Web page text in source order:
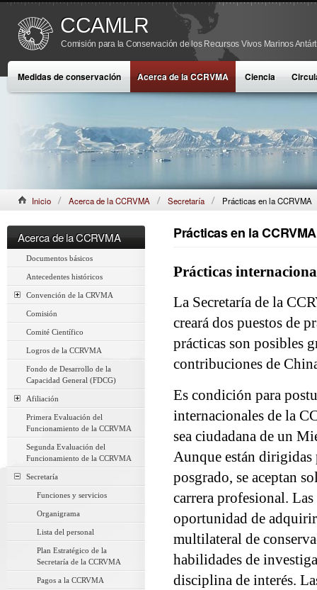
CCAMLR
Comisión para la Conservación de los Recursos Vivos Marinos
Medidas de conservación Acerca de la CCRVMA Ciencia
Inicio Acerca de la CCRVMA Secretaría Prácticas en la CCRVMA
Acerca de la CCRVMA
Documentos básicos
Antecedentes históricos
Convención de la CRVMA
Comisión
Comité Científico
Logros de la CCRVMA
Fondo de Desarrollo de la
Capacidad General (FDCG)
Afiliación
Primera Evaluación del
Funcionamiento de la CCRVMA
Segunda Evaluación del
Funcionamiento de la CCRVMA
Secretaría
Funciones y servicios
Organigrama
Lista del personal
Plan Estratégico de la
Secretaría de la CCRVMA
Pagos a la CCRVMA
Prácticas en la CCRVMA
Prácticas
La Secretaría de la
creará dos puestos de
prácticas son posibles
contribuciones de
Es condición para
internacionales de la
sea ciudadana de un
Aunque están
posgrado, se aceptan
carrera profesional.
oportunidad de
multilateral de
habilidades de
disciplina de interés.